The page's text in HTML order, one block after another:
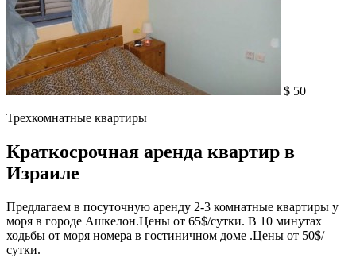
$ 50
Трехкомнатные квартиры
Краткосрочная аренда квартир в
Израиле
Предлагаем в посуточную аренду 2-3 комнатные квартиры у
моря в городе Ашкелон.Цены от 65$/сутки. В 10 минутах
ходьбы от моря номера в гостиничном доме .Цены от 50$/
сутки.